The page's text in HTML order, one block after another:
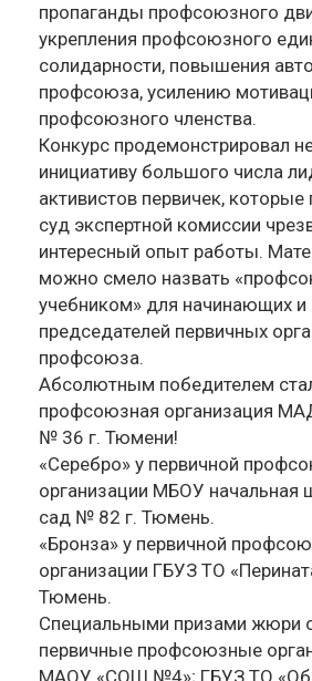
пропаганды профсоюзного
укрепления профсоюзного
солидарности, повышения
профсоюза, усилению
профсоюзного членства.
Конкурс продемонстрировал
инициативу большого числа
активистов первичек, которые
суд экспертной комиссии
интересный опыт работы.
можно смело назвать
учебником» для начинающих
председателей первичных
профсоюза.
Абсолютным победителем
профсоюзная организация
№ 36 г. Тюмени!
«Серебро» у первичной
организации МБОУ начальная
сад № 82 г. Тюмень.
«Бронза» у первичной
организации ГБУЗ ТО
Тюмень.
Специальными призами жюри
первичные профсоюзные
МАОУ «СОШ №4»; ГБУЗ ТО